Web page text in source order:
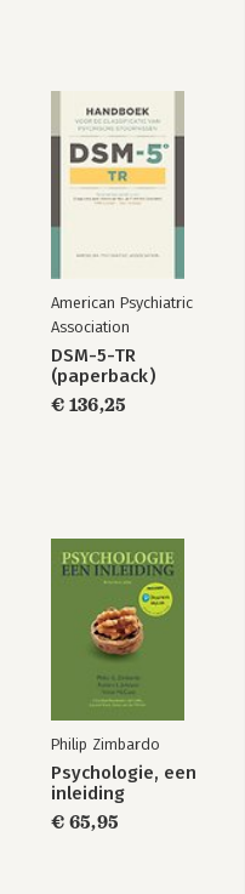
The Systems Model
of Creativity
American Psychiatric
Association
DSM-5-TR
(paperback)
€ 136,25
Philip Zimbardo
Psychologie, een
inleiding
€ 65,95